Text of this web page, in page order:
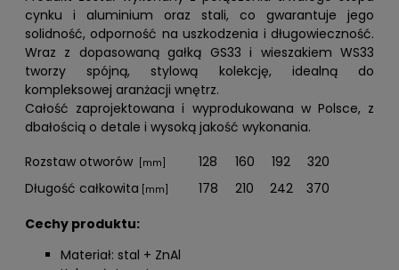
cynku i aluminium oraz stali, co gwarantuje jego
solidność, odporność na uszkodzenia i długowieczność.
Wraz z dopasowaną gałką GS33 i wieszakiem WS33
tworzy spójną, stylową kolekcję, idealną do
kompleksowej aranżacji wnętrz.
Całość zaprojektowana i wyprodukowana w Polsce, z
dbałością o detale i wysoką jakość wykonania.
Rozstaw otworów
[mm] 128 160 192
320
Długość całkowita [mm] 178 210 242
370
Cechy produktu:
Materiał: stal + ZnAl